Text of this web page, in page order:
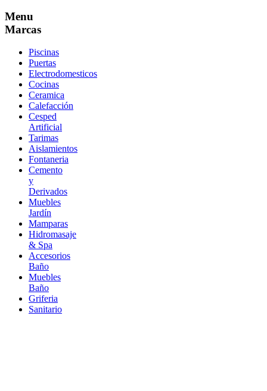
Menu
Marcas
Piscinas
Puertas
Electrodomesticos
Cocinas
Ceramica
Calefacción
Cesped
Artificial
Tarimas
Aislamientos
Fontaneria
Cemento
y
Derivados
Muebles
Jardín
Mamparas
Hidromasaje
& Spa
Accesorios
Baño
Muebles
Baño
Griferia
Sanitario